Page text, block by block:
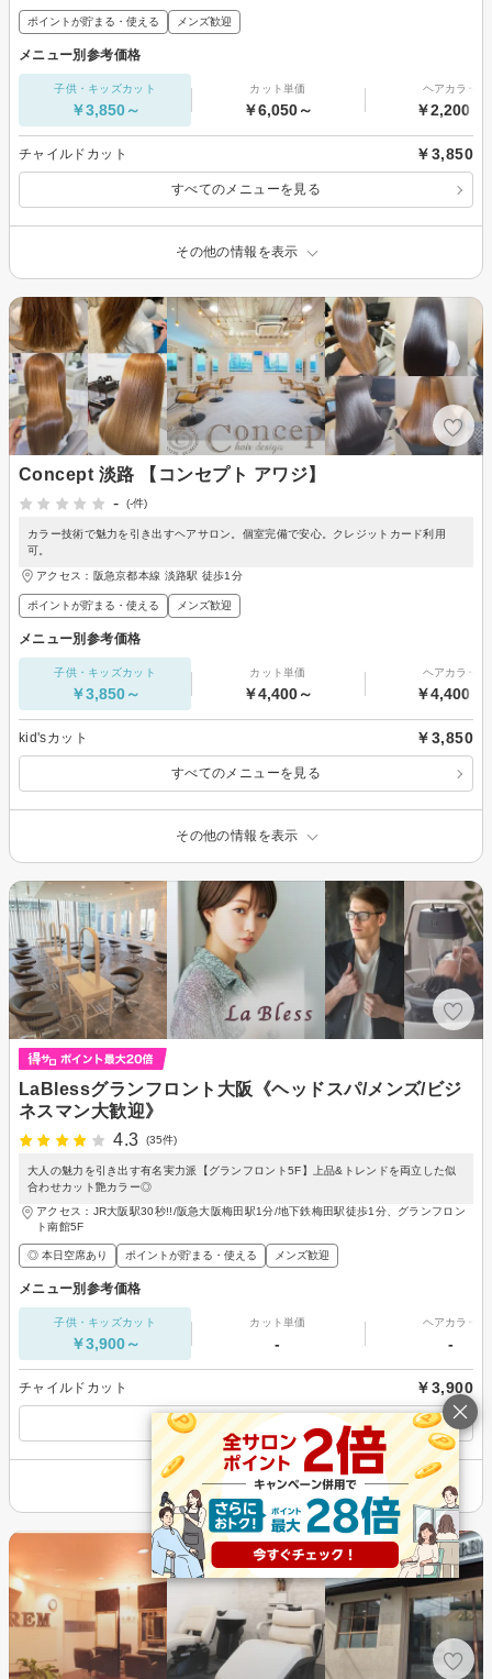
ポイントが貯まる・使える メンズ歓迎
メニュー別参考価格
子供・キッズカット
￥3,850～
カット単価
￥6,050～
ヘアカラー
￥2,200～
チャイルドカット ￥3,850
すべてのメニューを見る
その他の情報を表示
Concept 淡路 【コンセプト アワジ】
-
(-件)
カラー技術で魅力を引き出すヘアサロン。個室完備で安心。クレジットカード利用
可。
アクセス：阪急京都本線 淡路駅 徒歩1分
ポイントが貯まる・使える メンズ歓迎
メニュー別参考価格
子供・キッズカット
￥3,850～
カット単価
￥4,400～
ヘアカラー
￥4,400～
kid'sカット ￥3,850
すべてのメニューを見る
その他の情報を表示
LaBlessグランフロント大阪《ヘッドスパ/メンズ/ビジ
ネスマン大歓迎》
4.3
(35件)
大人の魅力を引き出す有名実力派【グランフロント5F】上品&トレンドを両立した似
合わせカット艶カラー◎
アクセス：JR大阪駅30秒!!/阪急大阪梅田駅1分/地下鉄梅田駅徒歩1分、グランフロン
ト南館5F
◎ 本日空席あり ポイントが貯まる・使える メンズ歓迎
メニュー別参考価格
子供・キッズカット
￥3,900～
カット単価
-
ヘアカラー
-
チャイルドカット ￥3,900
すべてのメニューを見る
その他の情報を表示